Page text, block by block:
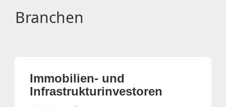
Branchen
Immobilien- und
Infrastrukturinvestoren